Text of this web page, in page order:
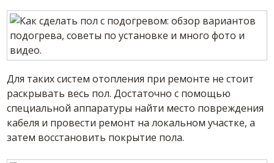
Для таких систем отопления при ремонте не стоит
раскрывать весь пол. Достаточно с помощью
специальной аппаратуры найти место повреждения
кабеля и провести ремонт на локальном участке, а
затем восстановить покрытие пола.